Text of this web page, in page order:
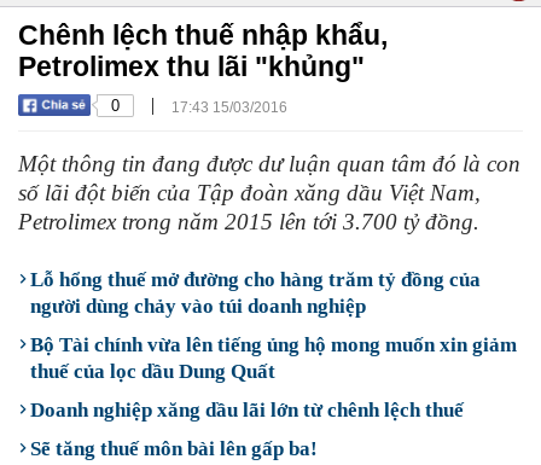
Chênh lệch thuế nhập khẩu,
Petrolimex thu lãi "khủng"
0 | 17:43 15/03/2016
Một thông tin đang được dư luận quan tâm đó là con
số lãi đột biến của Tập đoàn xăng dầu Việt Nam,
Petrolimex trong năm 2015 lên tới 3.700 tỷ đồng.
Lỗ hổng thuế mở đường cho hàng trăm tỷ đồng của
người dùng chảy vào túi doanh nghiệp
Bộ Tài chính vừa lên tiếng ủng hộ mong muốn xin giảm
thuế của lọc dầu Dung Quất
​Doanh nghiệp xăng dầu lãi lớn từ chênh lệch thuế
Sẽ tăng thuế môn bài lên gấp ba!